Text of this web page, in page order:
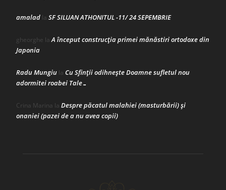
amalad la SF SILUAN ATHONITUL -11/ 24 SEPEMBRIE
gheorghe laA început construcţia primei mănăstiri ortodoxe din
Japonia
Radu Mungiu la Cu Sfinții odihnește Doamne sufletul nou
adormitei roabei Tale…
Crina Marina la Despre păcatul malahiei (masturbării) şi
onaniei (pazei de a nu avea copii)